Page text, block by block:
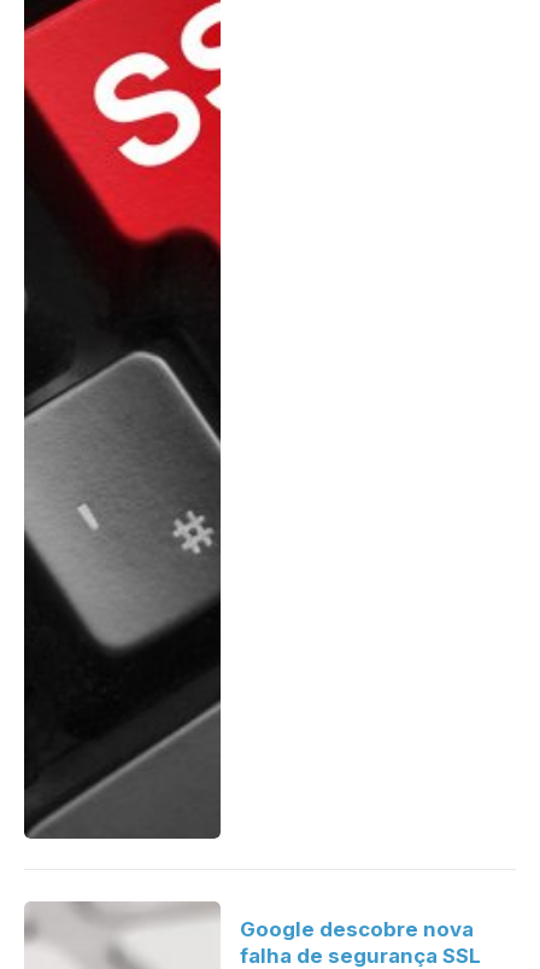
Google descobre nova
falha de segurança SSL